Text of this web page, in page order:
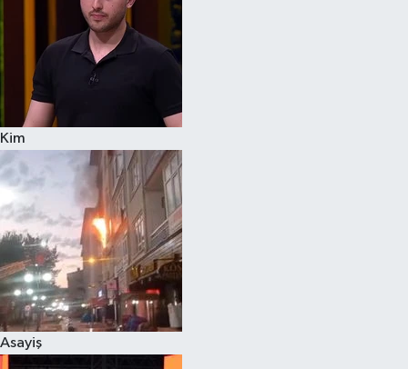
Kim
Asayiş
Kültür Sanat
Sağlık
Siyaset
Teknoloji
Televizyon
Yaşam-Çevre